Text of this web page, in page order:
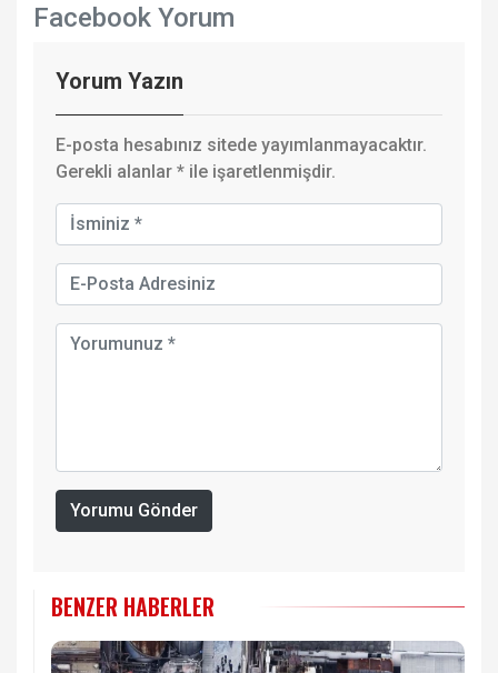
Facebook Yorum
Yorum Yazın
E-posta hesabınız sitede yayımlanmayacaktır.
Gerekli alanlar * ile işaretlenmişdir.
Yorumu Gönder
BENZER HABERLER